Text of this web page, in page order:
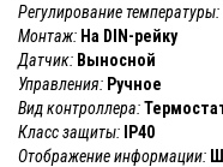
Регулирование температуры:
Монтаж: На DIN-рейку
Датчик: Выносной
Управления: Ручное
Вид контроллера:
Класс защиты:
IP40
Отображение информации: